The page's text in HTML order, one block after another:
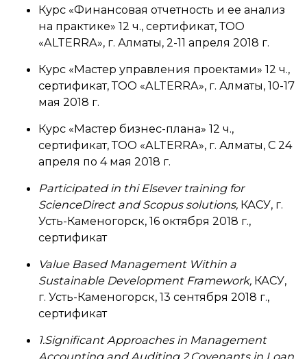
Курс «Финансовая отчетность и ее анализ
на практике» 12 ч., сертификат, ТОО
«ALTERRA», г. Алматы, 2-11 апреля 2018 г.
Курс «Мастер управления проектами» 12 ч.,
сертификат, ТОО «ALTERRA», г. Алматы, 10-17
мая 2018 г.
Курс «Мастер бизнес-плана» 12 ч.,
сертификат, ТОО «ALTERRA», г. Алматы, С 24
апреля по 4 мая 2018 г.
Participated in thi Elsever training for
ScienceDirect and Scopus solutions, КАСУ, г.
Усть-Каменогорск, 16 октября 2018 г.,
сертификат
Value Based Management Within a
Sustainable Development Framework, КАСУ,
г. Усть-Каменогорск, 13 сентября 2018 г.,
сертификат
1.Significant Approaches in Management
Accounting and Auditing 2.Covenants in Loan